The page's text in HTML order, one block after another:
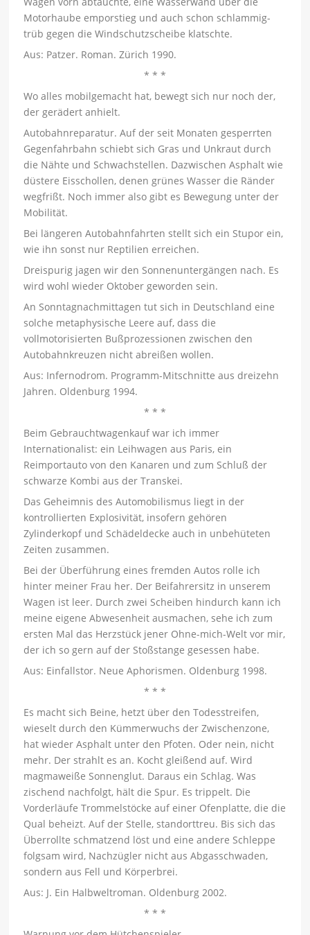
Motorhaube emporstieg und auch schon schlammig-
trüb gegen die Windschutzscheibe klatschte.
Aus: Patzer. Roman. Zürich 1990.
* * *
Wo alles mobilgemacht hat, bewegt sich nur noch der,
der gerädert anhielt.
Autobahnreparatur. Auf der seit Monaten gesperrten
Gegenfahrbahn schiebt sich Gras und Unkraut durch
die Nähte und Schwachstellen. Dazwischen Asphalt wie
düstere Eisschollen, denen grünes Wasser die Ränder
wegfrißt. Noch immer also gibt es Bewegung unter der
Mobilität.
Bei längeren Autobahnfahrten stellt sich ein Stupor ein,
wie ihn sonst nur Reptilien erreichen.
Dreispurig jagen wir den Sonnenuntergängen nach. Es
wird wohl wieder Oktober geworden sein.
An Sonntagnachmittagen tut sich in Deutschland eine
solche metaphysische Leere auf, dass die
vollmotorisierten Bußprozessionen zwischen den
Autobahnkreuzen nicht abreißen wollen.
Aus: Infernodrom. Programm-Mitschnitte aus dreizehn
Jahren. Oldenburg 1994.
* * *
Beim Gebrauchtwagenkauf war ich immer
Internationalist: ein Leihwagen aus Paris, ein
Reimportauto von den Kanaren und zum Schluß der
schwarze Kombi aus der Transkei.
Das Geheimnis des Automobilismus liegt in der
kontrollierten Explosivität, insofern gehören
Zylinderkopf und Schädeldecke auch in unbehüteten
Zeiten zusammen.
Bei der Überführung eines fremden Autos rolle ich
hinter meiner Frau her. Der Beifahrersitz in unserem
Wagen ist leer. Durch zwei Scheiben hindurch kann ich
meine eigene Abwesenheit ausmachen, sehe ich zum
ersten Mal das Herzstück jener Ohne-mich-Welt vor mir,
der ich so gern auf der Stoßstange gesessen habe.
Aus: Einfallstor. Neue Aphorismen. Oldenburg 1998.
* * *
Es macht sich Beine, hetzt über den Todesstreifen,
wieselt durch den Kümmerwuchs der Zwischenzone,
hat wieder Asphalt unter den Pfoten. Oder nein, nicht
mehr. Der strahlt es an. Kocht gleißend auf. Wird
magmaweiße Sonnenglut. Daraus ein Schlag. Was
zischend nachfolgt, hält die Spur. Es trippelt. Die
Vorderläufe Trommelstöcke auf einer Ofenplatte, die die
Qual beheizt. Auf der Stelle, standorttreu. Bis sich das
Überrollte schmatzend löst und eine andere Schleppe
folgsam wird, Nachzügler nicht aus Abgasschwaden,
sondern aus Fell und Körperbrei.
Aus: J. Ein Halbweltroman. Oldenburg 2002.
* * *